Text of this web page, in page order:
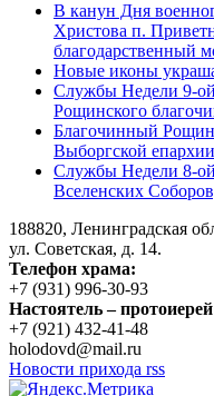
В канун Дня
Христова п.
благодарственный
Новые иконы
Службы Недели 9-
Рощинского
Благочинный
Выборгской
Службы Недели 8-
Вселенских
188820, Ленинградская
ул. Советская, д. 14.
Телефон храма:
+7 (931) 996-30-93
Настоятель –
+7 (921) 432-41-48
holodovd@mail.ru
Новости прихода rss